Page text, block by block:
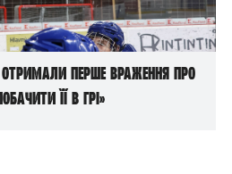
перше враження про
її в грі»